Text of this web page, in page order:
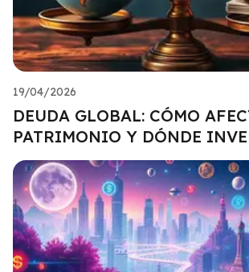
19/04/2026
DEUDA GLOBAL: CÓMO
PATRIMONIO Y DÓNDE